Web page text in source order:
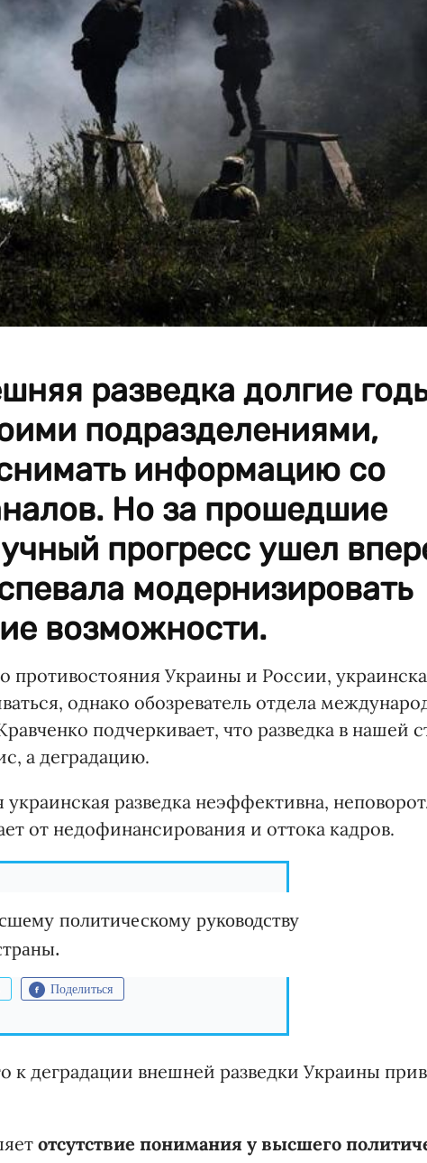
разведка долгие
подразделениями,
информацию со
Но за прошедшие
прогресс ушел
модернизировать
возможности.
противостояния Украины и России,
однако обозреватель отдела
подчеркивает, что разведка в нашей
а деградацию.
украинская разведка неэффективна,
от недофинансирования и оттока кадров.
политическому руководству
Поделиться
к деградации внешней разведки Украины
отсутствие понимания у высшего